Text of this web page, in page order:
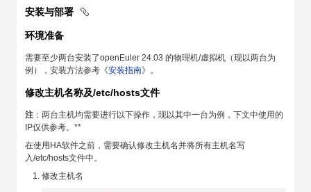
安装与部署
环境准备
需要至少两台安装了openEuler 24.03 的物理机/虚拟机（现以两台为
例），安装方法参考《安装指南》。
修改主机名称及/etc/hosts文件
注 ：两台主机均需要进行以下操作，现以其中一台为例，下文中使用的
IP仅供参考。**
在使用HA软件之前，需要确认修改主机名并将所有主机名写
入/etc/hosts文件中。
修改主机名